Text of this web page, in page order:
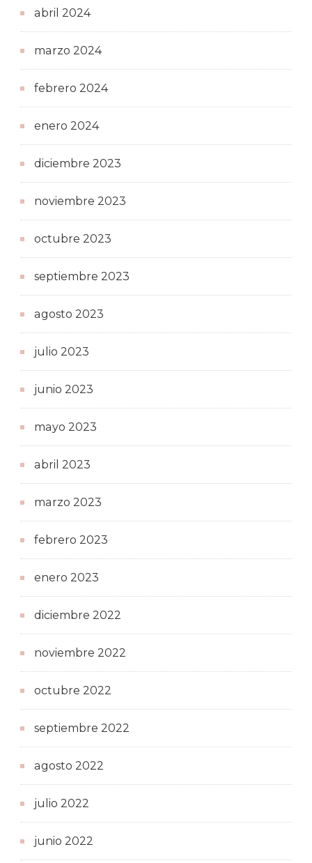
abril 2024
marzo 2024
febrero 2024
enero 2024
diciembre 2023
noviembre 2023
octubre 2023
septiembre 2023
agosto 2023
julio 2023
junio 2023
mayo 2023
abril 2023
marzo 2023
febrero 2023
enero 2023
diciembre 2022
noviembre 2022
octubre 2022
septiembre 2022
agosto 2022
julio 2022
junio 2022